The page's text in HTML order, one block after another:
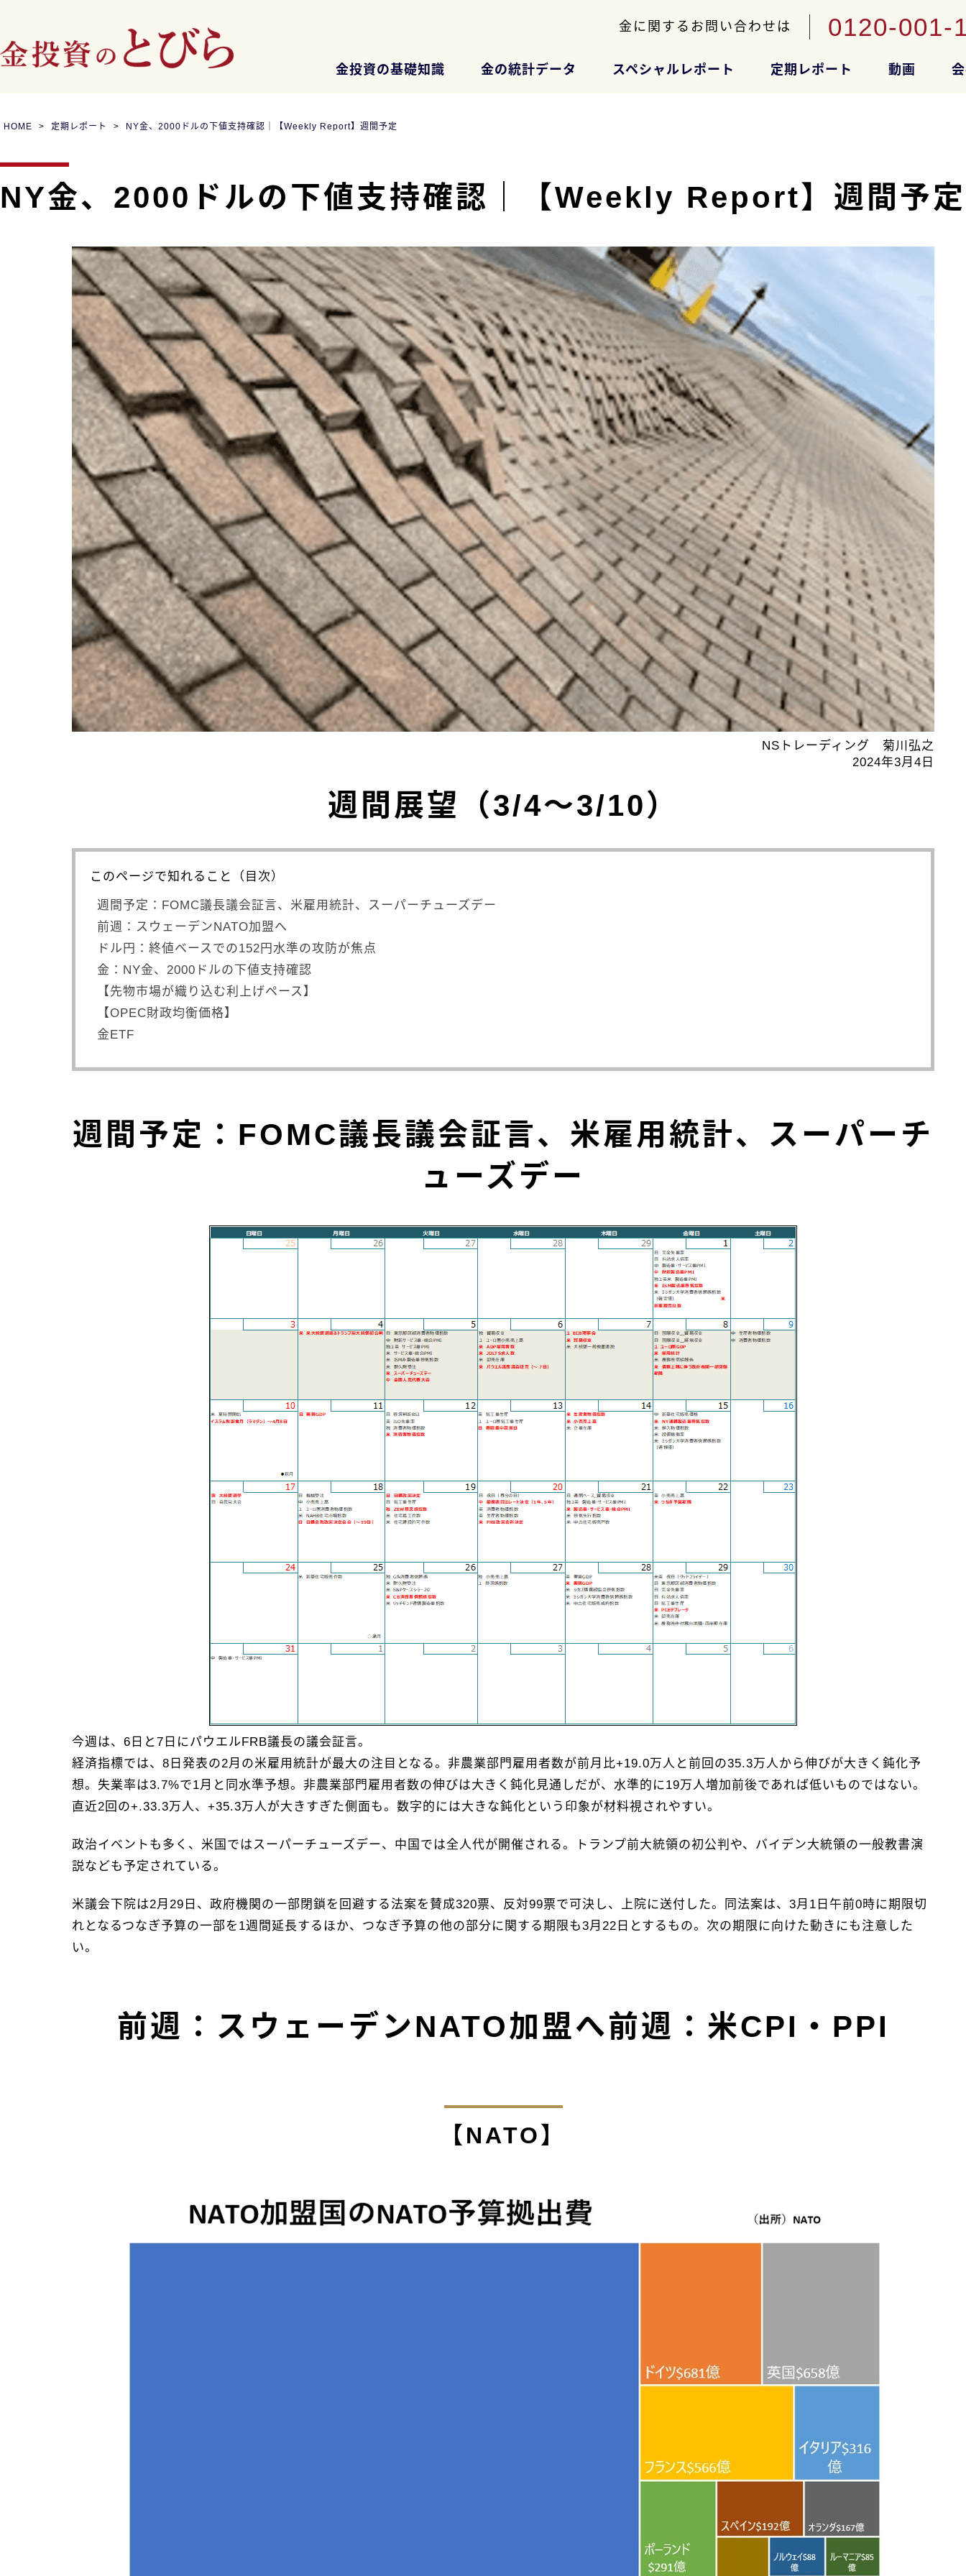
金に関するお問い合わせは 0120-001-
金投資の基礎知識 金の統計データ スペシャルレポート 定期レポート 動画
HOME 定期レポート NY金、2000ドルの下値支持確認｜【Weekly Report】週間予定
NY金、2000ドルの下値支持確認｜【Weekly Report】週間予定
NSトレーディング 菊川弘之
2024年3月4日
週間展望（3/4～3/10）
このページで知れること（目次）
週間予定：FOMC議長議会証言、米雇用統計、スーパーチューズデー
前週：スウェーデンNATO加盟へ
ドル円：終値ベースでの152円水準の攻防が焦点
金：NY金、2000ドルの下値支持確認
【先物市場が織り込む利上げペース】
【OPEC財政均衡価格】
金ETF
週間予定：FOMC議長議会証言、米雇用統計、スーパーチ
ューズデー
今週は、6日と7日にパウエルFRB議長の議会証言。
経済指標では、8日発表の2月の米雇用統計が最大の注目となる。非農業部門雇用者数が前月比+19.0万人と前回の35.3万人から伸びが大きく鈍化予
想。失業率は3.7%で1月と同水準予想。非農業部門雇用者数の伸びは大きく鈍化見通しだが、水準的に19万人増加前後であれば低いものではない。
直近2回の+.33.3万人、+35.3万人が大きすぎた側面も。数字的には大きな鈍化という印象が材料視されやすい。
政治イベントも多く、米国ではスーパーチューズデー、中国では全人代が開催される。トランプ前大統領の初公判や、バイデン大統領の一般教書演
説なども予定されている。
米議会下院は2月29日、政府機関の一部閉鎖を回避する法案を賛成320票、反対99票で可決し、上院に送付した。同法案は、3月1日午前0時に期限切
れとなるつなぎ予算の一部を1週間延長するほか、つなぎ予算の他の部分に関する期限も3月22日とするもの。次の期限に向けた動きにも注意した
い。
前週：スウェーデンNATO加盟へ前週：米CPI・PPI
【NATO】